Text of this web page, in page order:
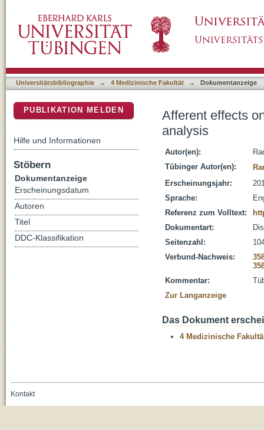
Universitätsbibliographie → 4 Medizinische Fakultät → Dokumentanzeige
Afferent effects
analysis
Autor(en):
Tübinger Autor(en):
Erscheinungsjahr:
Sprache:
Referenz zum Volltext:
Dokumentart:
Seitenzahl:
Verbund-Nachweis:
Kommentar:
Zur Langanzeige
Das Dokument
4 Medizinische
PUBLIKATION MELDEN
Hilfe und Informationen
Stöbern
Dokumentanzeige
Erscheinungsdatum
Autoren
Titel
DDC-Klassifikation
Kontakt